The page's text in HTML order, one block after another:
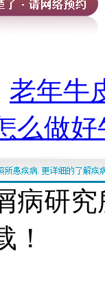
老年牛
么做
病研
！